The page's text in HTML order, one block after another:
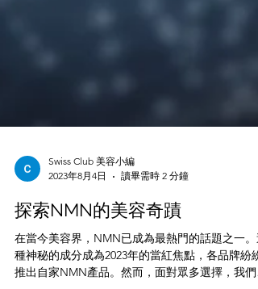
2023年8月4日
讀畢需時 2 分鐘
探索NMN的美容奇蹟
在當今美容界，NMN已成為最熱門的話題之一。